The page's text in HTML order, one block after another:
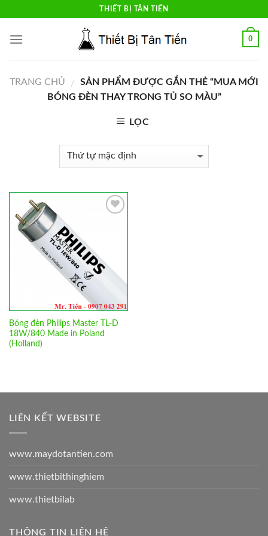
content
THIẾT BỊ TÂN TIẾN
0
TRANG CHỦ /
SẢN PHẨM ĐƯỢC GẮN THẺ “MUA MỚI
BÓNG ĐÈN THAY TRONG TỦ SO MÀU”
LỌC
Bóng đèn Philips Master TL-D
18W/840 Made in Poland
(Holland)
LIÊN KẾT WEBSITE
www.maydotantien.com
www.thietbithinghiem
www.thietbilab
THÔNG TIN LIÊN HỆ